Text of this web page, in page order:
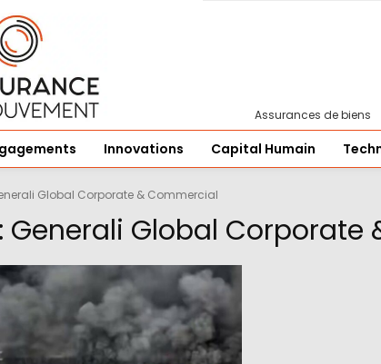
Assurances de biens
Innovations Capital Humain
Global Corporate & Commercial
Generali Global Corporate